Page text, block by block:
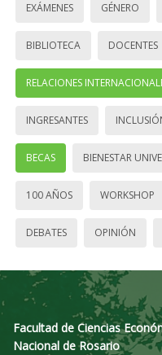
EXÁMENES GÉNERO
BIBLIOTECA DOCENTES
RELACIONES
INGRESANTES
BECAS BIENESTAR
100 AÑOS WORKSHOP
DEBATES OPINIÓN
Facultad de Ciencias
Nacional de Rosario